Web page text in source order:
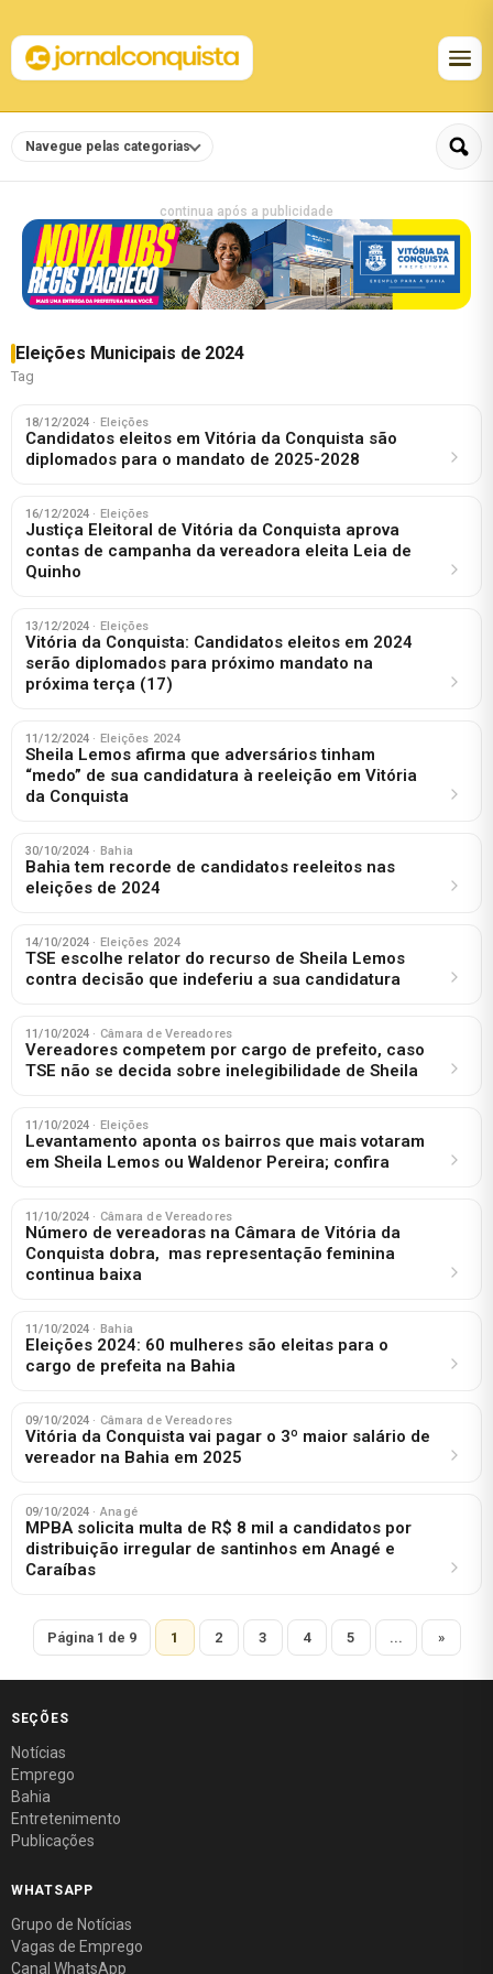
Navegue pelas categorias
continua após a publicidade
Eleições Municipais de 2024
Tag
18/12/2024 · Eleições
Candidatos eleitos em Vitória da Conquista são
diplomados para o mandato de 2025-2028
16/12/2024 · Eleições
Justiça Eleitoral de Vitória da Conquista aprova
contas de campanha da vereadora eleita Leia de
Quinho
13/12/2024 · Eleições
Vitória da Conquista: Candidatos eleitos em 2024
serão diplomados para próximo mandato na
próxima terça (17)
11/12/2024 · Eleições 2024
Sheila Lemos afirma que adversários tinham
“medo” de sua candidatura à reeleição em Vitória
da Conquista
30/10/2024 · Bahia
Bahia tem recorde de candidatos reeleitos nas
eleições de 2024
14/10/2024 · Eleições 2024
TSE escolhe relator do recurso de Sheila Lemos
contra decisão que indeferiu a sua candidatura
11/10/2024 · Câmara de Vereadores
Vereadores competem por cargo de prefeito, caso
TSE não se decida sobre inelegibilidade de Sheila
11/10/2024 · Eleições
Levantamento aponta os bairros que mais votaram
em Sheila Lemos ou Waldenor Pereira; confira
11/10/2024 · Câmara de Vereadores
Número de vereadoras na Câmara de Vitória da
Conquista dobra, mas representação feminina
continua baixa
11/10/2024 · Bahia
Eleições 2024: 60 mulheres são eleitas para o
cargo de prefeita na Bahia
09/10/2024 · Câmara de Vereadores
Vitória da Conquista vai pagar o 3º maior salário de
vereador na Bahia em 2025
09/10/2024 · Anagé
MPBA solicita multa de R$ 8 mil a candidatos por
distribuição irregular de santinhos em Anagé e
Caraíbas
Página 1 de 9 1 2 3 4 5 ... »
SEÇÕES
Notícias
Emprego
Bahia
Entretenimento
Publicações
WHATSAPP
Grupo de Notícias
Vagas de Emprego
Canal WhatsApp